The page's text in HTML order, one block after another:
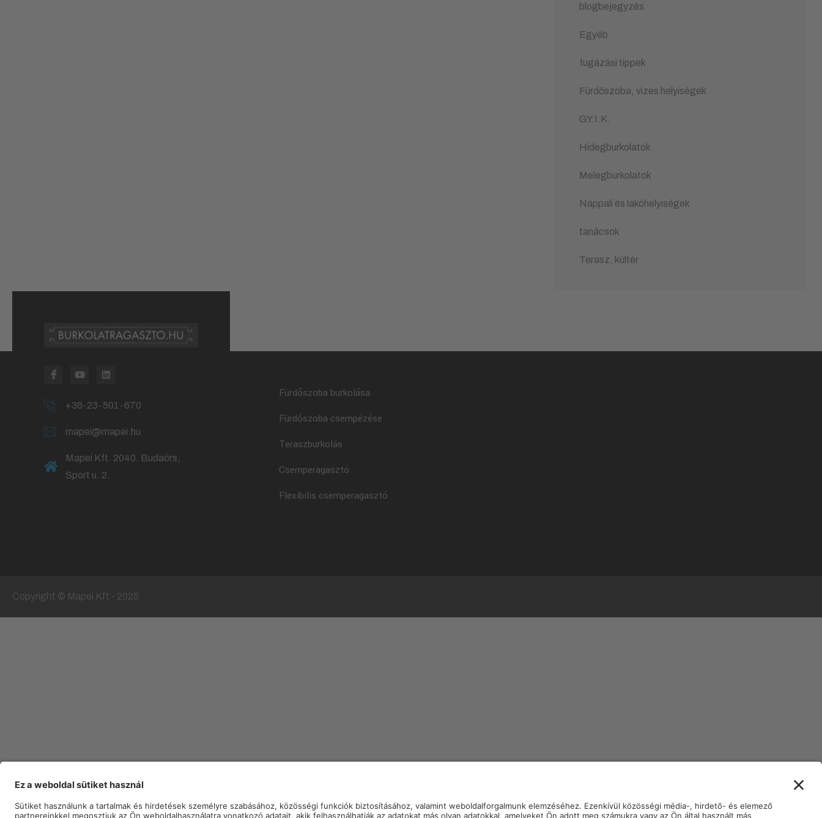
blogbejegyzés
Egyéb
fugázási tippek
Fürdőszoba, vizes helyiségek
GY.I.K.
Hidegburkolatok
Melegburkolatok
Nappali és lakóhelyiségek
tanácsok
Terasz, kültér
+36-23-501-670
mapei@mapei.hu
Mapei Kft. 2040. Budaörs,
Sport u. 2.
Fürdőszoba burkolása
Fürdőszoba csempézése
Teraszburkolás
Csemperagasztó
Flexibilis csemperagasztó
Copyright © Mapei Kft - 2025